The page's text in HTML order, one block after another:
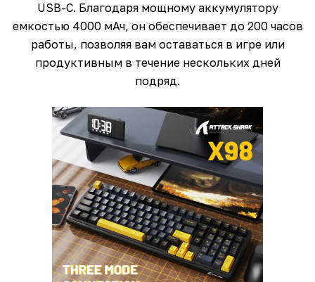
USB-C. Благодаря мощному аккумулятору
емкостью 4000 мАч, он обеспечивает до 200 часов
работы, позволяя вам оставаться в игре или
продуктивным в течение нескольких дней
подряд.